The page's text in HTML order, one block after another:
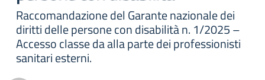
Raccomandazione del Garante nazionale dei
diritti delle persone con disabilità n. 1/2025 –
Accesso classe da alla parte dei professionisti
sanitari esterni.